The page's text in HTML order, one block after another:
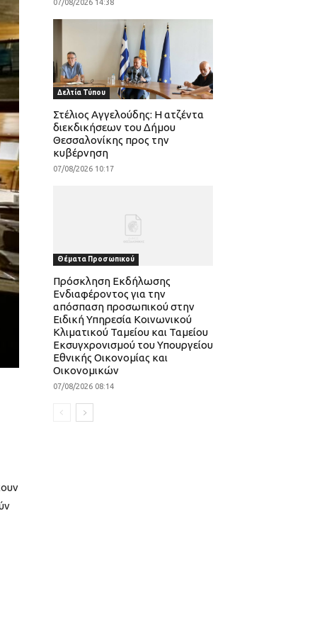
07/08/2026 14:38
Δελτία Τύπου
Στέλιος Αγγελούδης: Η ατζέντα
διεκδικήσεων του Δήμου
Θεσσαλονίκης προς την
κυβέρνηση
07/08/2026 10:17
Θέματα Προσωπικού
Πρόσκληση Εκδήλωσης
Ενδιαφέροντος για την
απόσπαση προσωπικού στην
Ειδική Υπηρεσία Κοινωνικού
Κλιματικού Ταμείου και Ταμείου
Εκσυγχρονισμού του Υπουργείου
Εθνικής Οικονομίας και
Οικονομικών
07/08/2026 08:14